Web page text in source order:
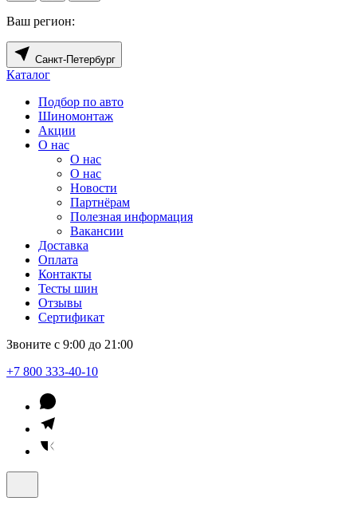
Ваш регион:
Санкт-Петербург
Каталог
Подбор по авто
Шиномонтаж
Акции
О нас
О нас
О нас
Новости
Партнёрам
Полезная информация
Вакансии
Доставка
Оплата
Контакты
Тесты шин
Отзывы
Сертификат
Звоните с 9:00 до 21:00
+7 800 333-40-10